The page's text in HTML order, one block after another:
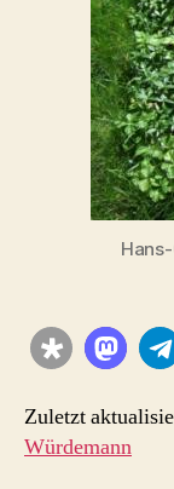
Zuletzt
Würdemann